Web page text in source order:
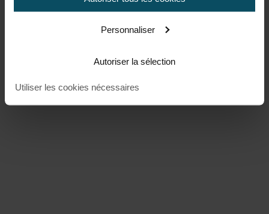
Personnaliser
Autoriser la sélection
Utiliser les cookies nécessaires